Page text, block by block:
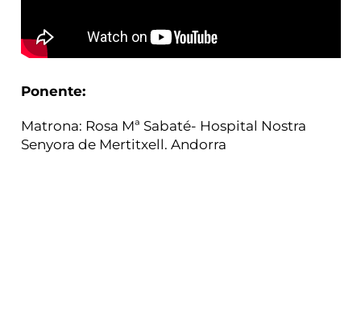
Ponente:
Matrona: Rosa Mª Sabaté- Hospital Nostra
Senyora de Mertitxell. Andorra